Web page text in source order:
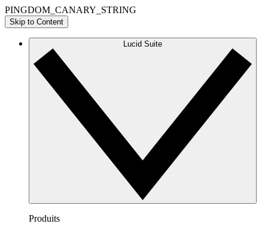
PINGDOM_CANARY_STRING
Skip to Content
Lucid Suite
Produits